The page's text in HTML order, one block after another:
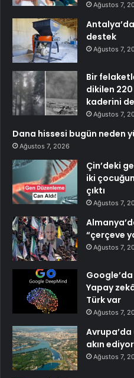
Ağustos 7,
destek
Ağustos 7,
Bir
dikilen
kaderini
Ağustos 7,
Dana hissesi bugün neden
Ağustos 7, 2026
Çin’deki
iki
çıktı
Ağustos 7,
“çerçeve
Ağustos 7,
Yapay
Türk var
Ağustos 7,
akın
Ağustos 7,